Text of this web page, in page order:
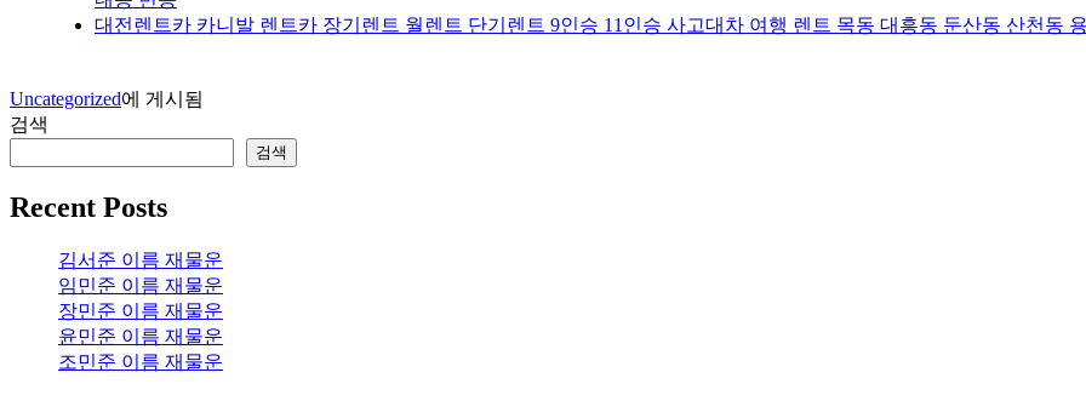
대전렌트카 카니발 렌트카 장기렌트 월렌트 단기렌트 9인승 11인승 사고대차 여행 렌트 목동 대흥동 둔산동 산천동
Uncategorized에 게시됨
검색
검색
Recent Posts
김서준 이름 재물운
임민준 이름 재물운
장민준 이름 재물운
윤민준 이름 재물운
조민준 이름 재물운